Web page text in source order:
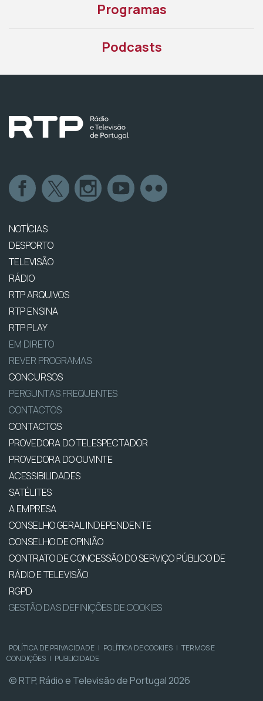
Programas
Podcasts
NOTÍCIAS
DESPORTO
TELEVISÃO
RÁDIO
RTP ARQUIVOS
RTP ENSINA
RTP PLAY
EM DIRETO
REVER PROGRAMAS
CONCURSOS
PERGUNTAS FREQUENTES
CONTACTOS
CONTACTOS
PROVEDORA DO TELESPECTADOR
PROVEDORA DO OUVINTE
ACESSIBILIDADES
SATÉLITES
A EMPRESA
CONSELHO GERAL INDEPENDENTE
CONSELHO DE OPINIÃO
CONTRATO DE CONCESSÃO DO SERVIÇO PÚBLICO DE
RÁDIO E TELEVISÃO
RGPD
GESTÃO DAS DEFINIÇÕES DE COOKIES
POLÍTICA DE PRIVACIDADE | POLÍTICA DE COOKIES | TERMOS E
CONDIÇÕES | PUBLICIDADE
© RTP, Rádio e Televisão de Portugal 2026